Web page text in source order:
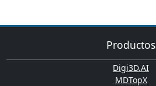
Productos
Digi3D.AI
MDTopX